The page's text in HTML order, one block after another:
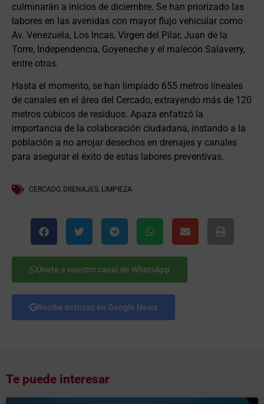
culminarán a inicios de diciembre. Se han priorizado las
labores en las avenidas con mayor flujo vehicular como
Av. Venezuela, Los Incas, Virgen del Pilar, Juan de la
Torre, Independencia, Goyeneche y el malecón Salaverry,
entre otras.
Hasta el momento, se han limpiado 655 metros lineales
de canales en el área del Cercado, extrayendo más de 120
metros cúbicos de residuos. Apaza enfatizó la
importancia de la colaboración ciudadana, instando a la
población a no arrojar desechos en drenajes y canales
para asegurar el éxito de estas labores preventivas.
CERCADO, DRENAJES, LIMPIEZA
Únete a nuestro canal de WhatsApp
Recibe noticias en Google News
Te puede interesar